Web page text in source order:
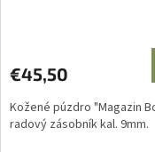
€45,50
Kožené púzdro "Magazin
radový zásobník kal. 9mm.